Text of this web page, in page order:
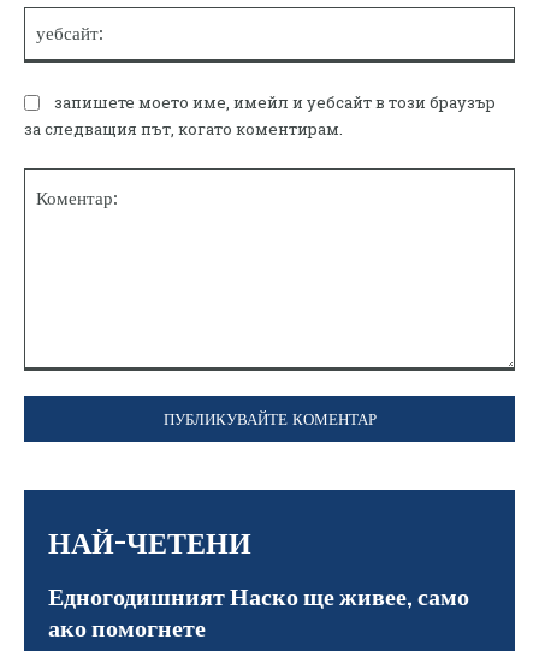
запишете моето име, имейл и уебсайт в този браузър
за следващия път, когато коментирам.
НАЙ-ЧЕТЕНИ
Едногодишният Наско ще живее, само
ако помогнете